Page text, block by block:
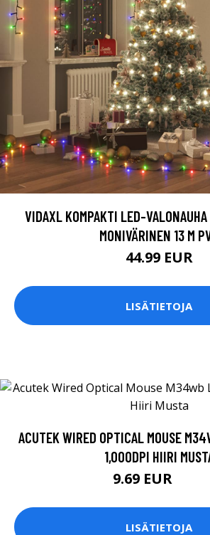
VIDAXL KOMPAKTI LED-
MONIVÄRINEN 13 M
44.99 EUR
LISÄTIETOJA
ACUTEK WIRED OPTICAL MOUSE
1,000DPI HIIRI
9.69 EUR
LISÄTIETOJA